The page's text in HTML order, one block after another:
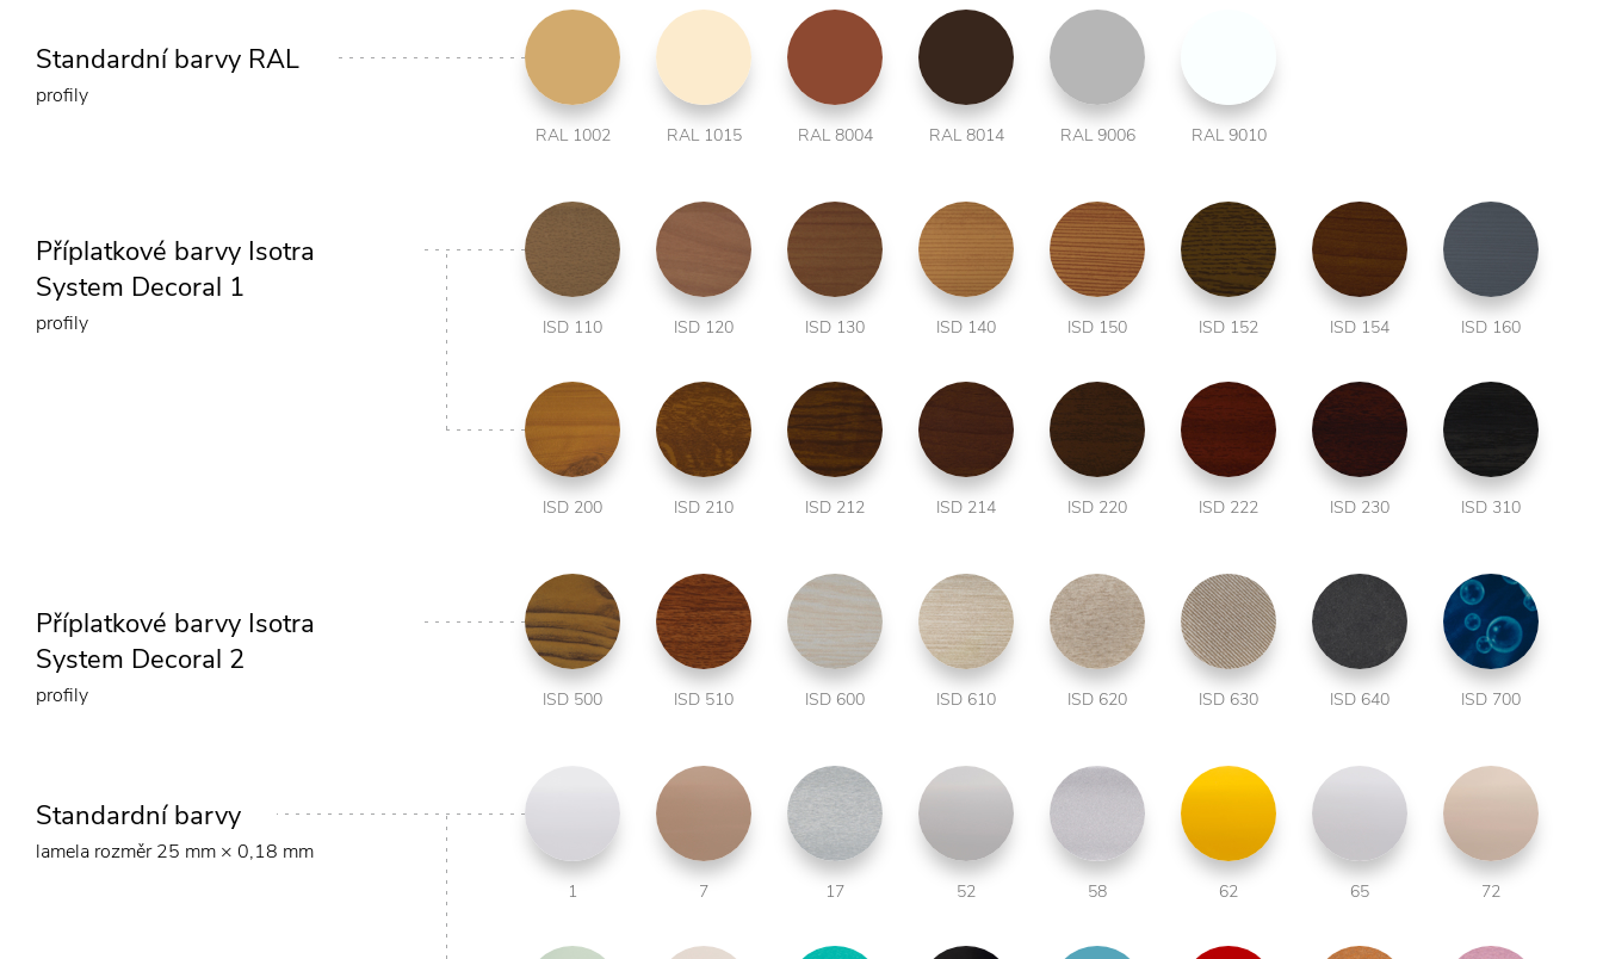
Standardní barvy RAL
profily
RAL 1002 RAL 1015 RAL 8004 RAL 8014 RAL 9006 RAL 9010
Příplatkové barvy Isotra
System Decoral 1
profily ISD 110 ISD 120 ISD 130 ISD 140 ISD 150 ISD 152 ISD 154 ISD 160
ISD 200 ISD 210 ISD 212 ISD 214 ISD 220 ISD 222 ISD 230 ISD 310
Příplatkové barvy Isotra
System Decoral 2
profily ISD 500 ISD 510 ISD 600 ISD 610 ISD 620 ISD 630 ISD 640 ISD 700
Standardní barvy
lamela rozměr 25 mm × 0,18 mm
1 7 17 52 58 62 65 72